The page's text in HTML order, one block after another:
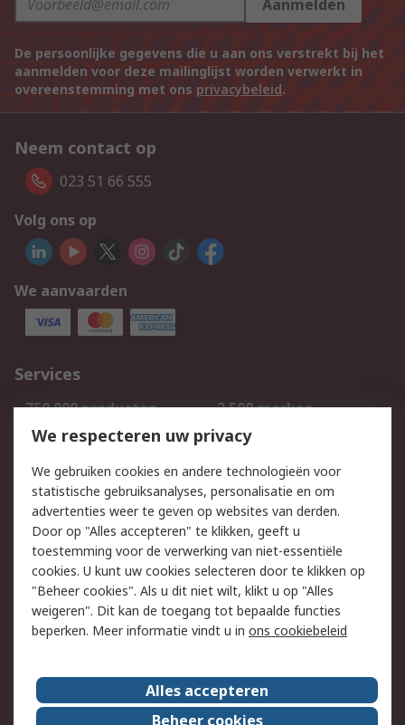
Aanmelden
De persoonlijke gegevens die u aan ons verstrekt bij het
aanmelden voor deze mailinglijst worden verwerkt in
overeenstemming met ons privacybeleid.
Neem contact op
023 51 66 555
Volg ons op
We aanvaarden
Services
750.000 producten
2.500 merken
Bestellen
Inkoopoplossingen
Track & Trace
Wettelijk
Cookiebeleid
Email veiligheid
Privacybeleid
Websitevoorwaarden
Algemene
verkoopvoorwaarden
Over RS
RS Group Over ons
We respecteren uw privacy
We gebruiken cookies en andere technologieën voor
statistische gebruiksanalyses, personalisatie en om
advertenties weer te geven op websites van derden.
Door op "Alles accepteren" te klikken, geeft u
toestemming voor de verwerking van niet-essentiële
cookies. U kunt uw cookies selecteren door te klikken op
"Beheer cookies". Als u dit niet wilt, klikt u op "Alles
weigeren". Dit kan de toegang tot bepaalde functies
beperken. Meer informatie vindt u in ons cookiebeleid
Alles accepteren
Beheer cookies